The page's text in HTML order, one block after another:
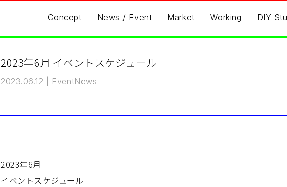
Concept News / Event Market Working DIY
2023年6月 イベントスケジュール
2023.06.12 EventNews
2023年6月
イベントスケジュール